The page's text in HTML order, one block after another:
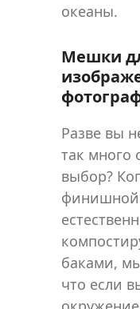
океаны.
Мешки
Разве вы
так много
выбор?
финишной
баками,
что если